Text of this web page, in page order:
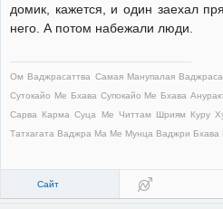
домик, кажется, и один заехал
него. А потом набежали люди.
Ом Ваджрасаттва Самая Манупалая
Сутокайо Ме Бхава Супокайо Ме Бхава
Сарва Карма Суца Ме Читтам Шриям Куру
Татхагата Ваджра Ма Ме Мунца Ваджри
Сайт